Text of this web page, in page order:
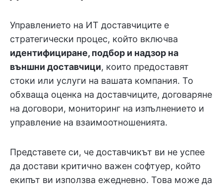
Управлението на ИТ доставчиците е
стратегически процес, който включва
идентифициране, подбор и надзор на
външни доставчици, които предоставят
стоки или услуги на вашата компания. То
обхваща оценка на доставчиците, договаряне
на договори, мониторинг на изпълнението и
управление на взаимоотношенията.
Представете си, че доставчикът ви не успее
да достави критично важен софтуер, който
екипът ви използва ежедневно. Това може да